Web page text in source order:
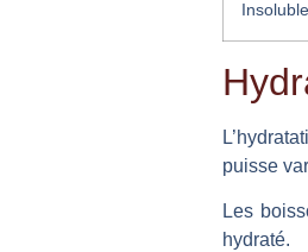
puisse
Les
hydraté.